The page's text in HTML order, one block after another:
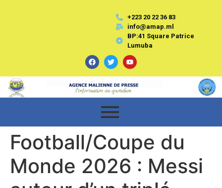
+223 20 22 36 83
info@amap.ml
BP:41 Square Patrice
Lumuba
Football/Coupe du
Monde 2026 : Messi